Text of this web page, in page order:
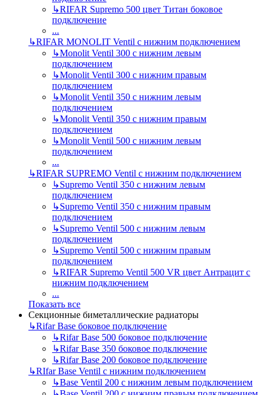
↳RIFAR Supremo 500 цвет Титан боковое
подключение
...
↳RIFAR MONOLIT Ventil с нижним подключением
↳Monolit Ventil 300 с нижним левым
подключением
↳Monolit Ventil 300 с нижним правым
подключением
↳Monolit Ventil 350 с нижним левым
подключением
↳Monolit Ventil 350 с нижним правым
подключением
↳Monolit Ventil 500 с нижним левым
подключением
...
↳RIFAR SUPREMO Ventil с нижним подключением
↳Supremo Ventil 350 с нижним левым
подключением
↳Supremo Ventil 350 с нижним правым
подключением
↳Supremo Ventil 500 с нижним левым
подключением
↳Supremo Ventil 500 с нижним правым
подключением
↳RIFAR Supremo Ventil 500 VR цвет Антрацит с
нижним подключением
...
Показать все
Секционные биметаллические радиаторы
↳Rifar Base боковое подключение
↳Rifar Base 500 боковое подключение
↳Rifar Base 350 боковое подключение
↳Rifar Base 200 боковое подключение
↳RIfar Base Ventil с нижним подключением
↳Base Ventil 200 с нижним левым подключением